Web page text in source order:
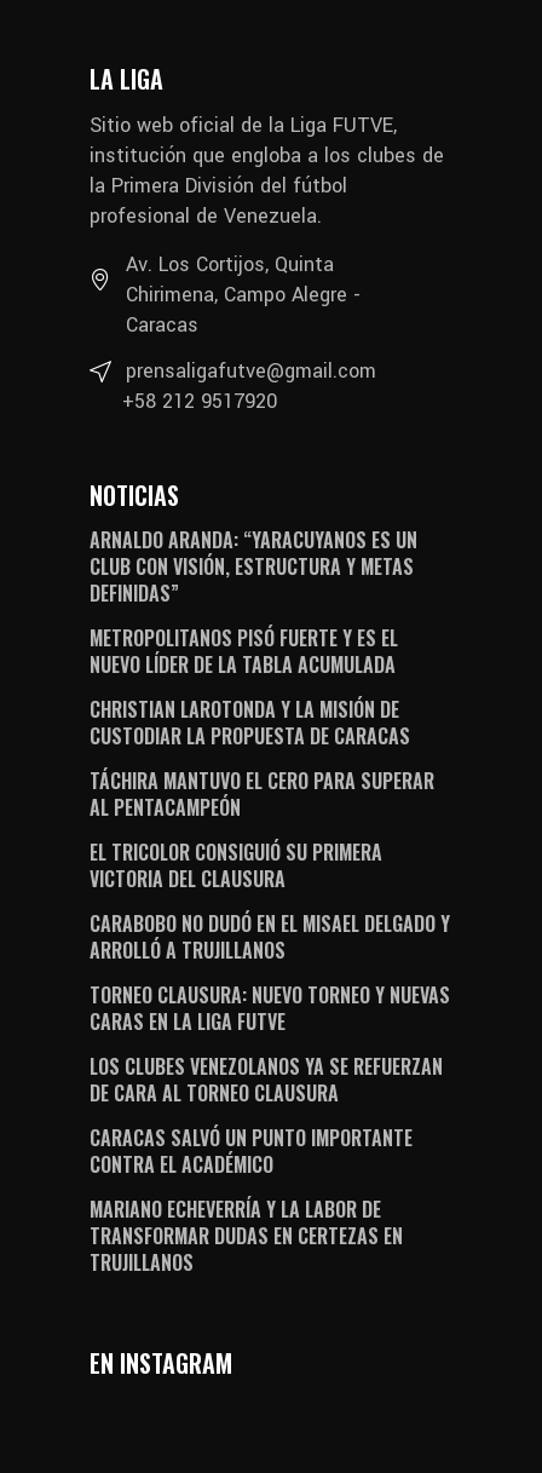
LA LIGA
Sitio web oficial de la Liga FUTVE,
institución que engloba a los clubes de
la Primera División del fútbol
profesional de Venezuela.
Av. Los Cortijos, Quinta
Chirimena, Campo Alegre -
Caracas
prensaligafutve@gmail.com
+58 212 9517920
NOTICIAS
ARNALDO ARANDA: “YARACUYANOS ES UN
CLUB CON VISIÓN, ESTRUCTURA Y METAS
DEFINIDAS”
METROPOLITANOS PISÓ FUERTE Y ES EL
NUEVO LÍDER DE LA TABLA ACUMULADA
CHRISTIAN LAROTONDA Y LA MISIÓN DE
CUSTODIAR LA PROPUESTA DE CARACAS
TÁCHIRA MANTUVO EL CERO PARA SUPERAR
AL PENTACAMPEÓN
EL TRICOLOR CONSIGUIÓ SU PRIMERA
VICTORIA DEL CLAUSURA
CARABOBO NO DUDÓ EN EL MISAEL DELGADO Y
ARROLLÓ A TRUJILLANOS
TORNEO CLAUSURA: NUEVO TORNEO Y NUEVAS
CARAS EN LA LIGA FUTVE
LOS CLUBES VENEZOLANOS YA SE REFUERZAN
DE CARA AL TORNEO CLAUSURA
CARACAS SALVÓ UN PUNTO IMPORTANTE
CONTRA EL ACADÉMICO
MARIANO ECHEVERRÍA Y LA LABOR DE
TRANSFORMAR DUDAS EN CERTEZAS EN
TRUJILLANOS
EN INSTAGRAM